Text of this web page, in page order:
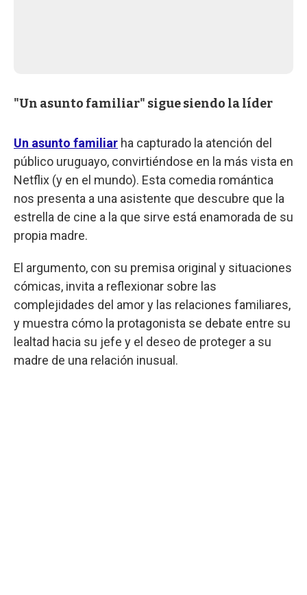
"Un asunto familiar" sigue siendo la líder
Un asunto familiar ha capturado la atención del
público uruguayo, convirtiéndose en la más vista en
Netflix (y en el mundo). Esta comedia romántica
nos presenta a una asistente que descubre que la
estrella de cine a la que sirve está enamorada de su
propia madre.
El argumento, con su premisa original y situaciones
cómicas, invita a reflexionar sobre las
complejidades del amor y las relaciones familiares,
y muestra cómo la protagonista se debate entre su
lealtad hacia su jefe y el deseo de proteger a su
madre de una relación inusual.